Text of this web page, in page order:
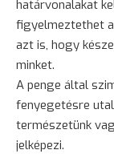
határvonalakat
figyelmeztethet
azt is, hogy
minket.
A penge által
fenyegetésre
természetünk
jelképezi.